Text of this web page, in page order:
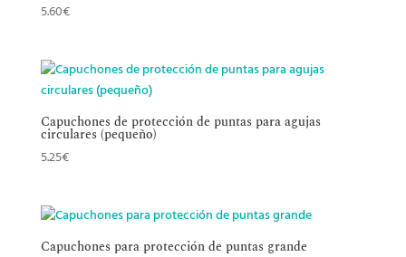
5.60€
Capuchones de protección de puntas para agujas
circulares (pequeño)
5.25€
Capuchones para protección de puntas grande